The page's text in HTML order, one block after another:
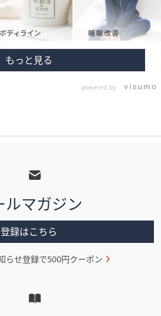
powered by
ルマガジン
登録はこちら
らせ登録で500円クーポン